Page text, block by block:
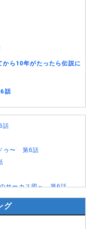
から10年がたったら伝説に
話
話
ゥ〜 第6話
サーカス団～ 第6話
第5話
3話
グ